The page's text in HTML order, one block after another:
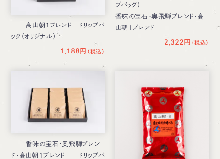
高山朝１ブレンド ドリップパ
ック（オリジナル）
1,188円
プバッグ）
香味の宝石・奥飛騨ブレンド・高
山朝１ブレンド
2,322円
香味の宝石・奥飛騨ブレン
ド・高山朝１ブレンド ドリップパ